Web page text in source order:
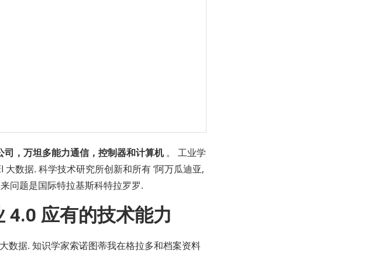
司，万坦多能力通信，控制器和计算机。 工业学
数据. 科学技术研究所创新和所有 ‘阿万瓜迪亚,
问题是国际特拉基斯科特拉罗罗.
4.0 应有的技术能力
数据. 知识学家索诺图蒂我在格拉多和档案资料